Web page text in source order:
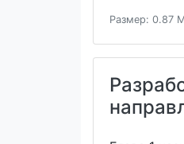
Размер: 0.87